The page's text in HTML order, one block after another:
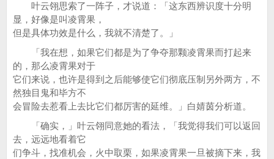
叶云翎思索了一阵子，才说道：「这东西辨识度十分明
显，好像是叫凌霄果，
但是具体功效是什么，我就不清楚了。」
「我在想，如果它们都是为了争夺那颗凌霄果而打起来
的，那么凌霄果对于
它们来说，也许是得到之后能够使它们彻底压制另外两方，不
然独目鬼和毕方不
会冒险去惹看上去比它们都厉害的延维。」白婧茵分析道。
「确实，」叶云翎同意她的看法，「我觉得我们可以返回
去，远远地看着它
们争斗，找准机会，火中取栗，如果凌霄果一旦被摘下来，我